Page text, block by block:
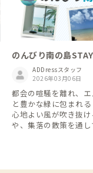
のんびり南の島STAY
ADDressスタッフ
2026年03月06日
都会の喧騒を離れ、
と豊かな緑に包まれ
心地よい風が吹き抜
や、集落の散策を通